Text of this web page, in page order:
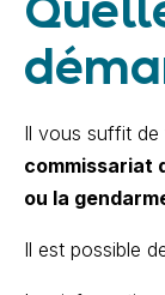
Il vous suffit de
commissariat
ou la
Il est possible